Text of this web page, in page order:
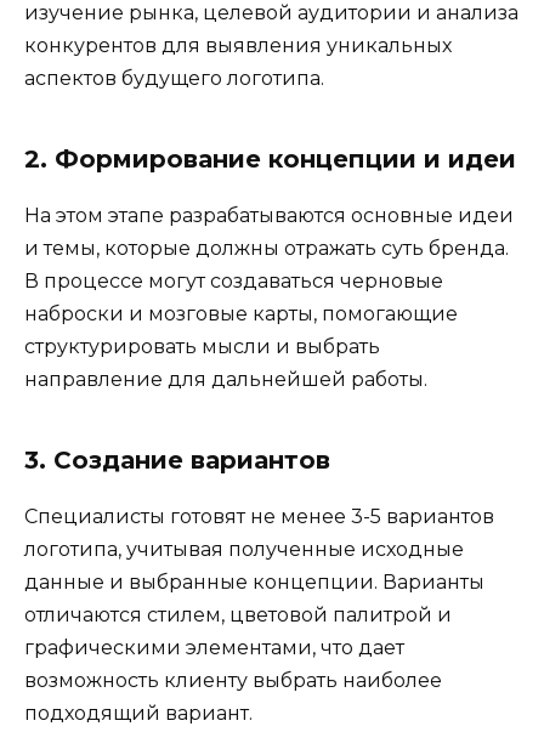
изучение рынка, целевой аудитории и анализа
конкурентов для выявления уникальных
аспектов будущего логотипа.
2. Формирование концепции и идеи
На этом этапе разрабатываются основные идеи
и темы, которые должны отражать суть бренда.
В процессе могут создаваться черновые
наброски и мозговые карты, помогающие
структурировать мысли и выбрать
направление для дальнейшей работы.
3. Создание вариантов
Специалисты готовят не менее 3-5 вариантов
логотипа, учитывая полученные исходные
данные и выбранные концепции. Варианты
отличаются стилем, цветовой палитрой и
графическими элементами, что дает
возможность клиенту выбрать наиболее
подходящий вариант.